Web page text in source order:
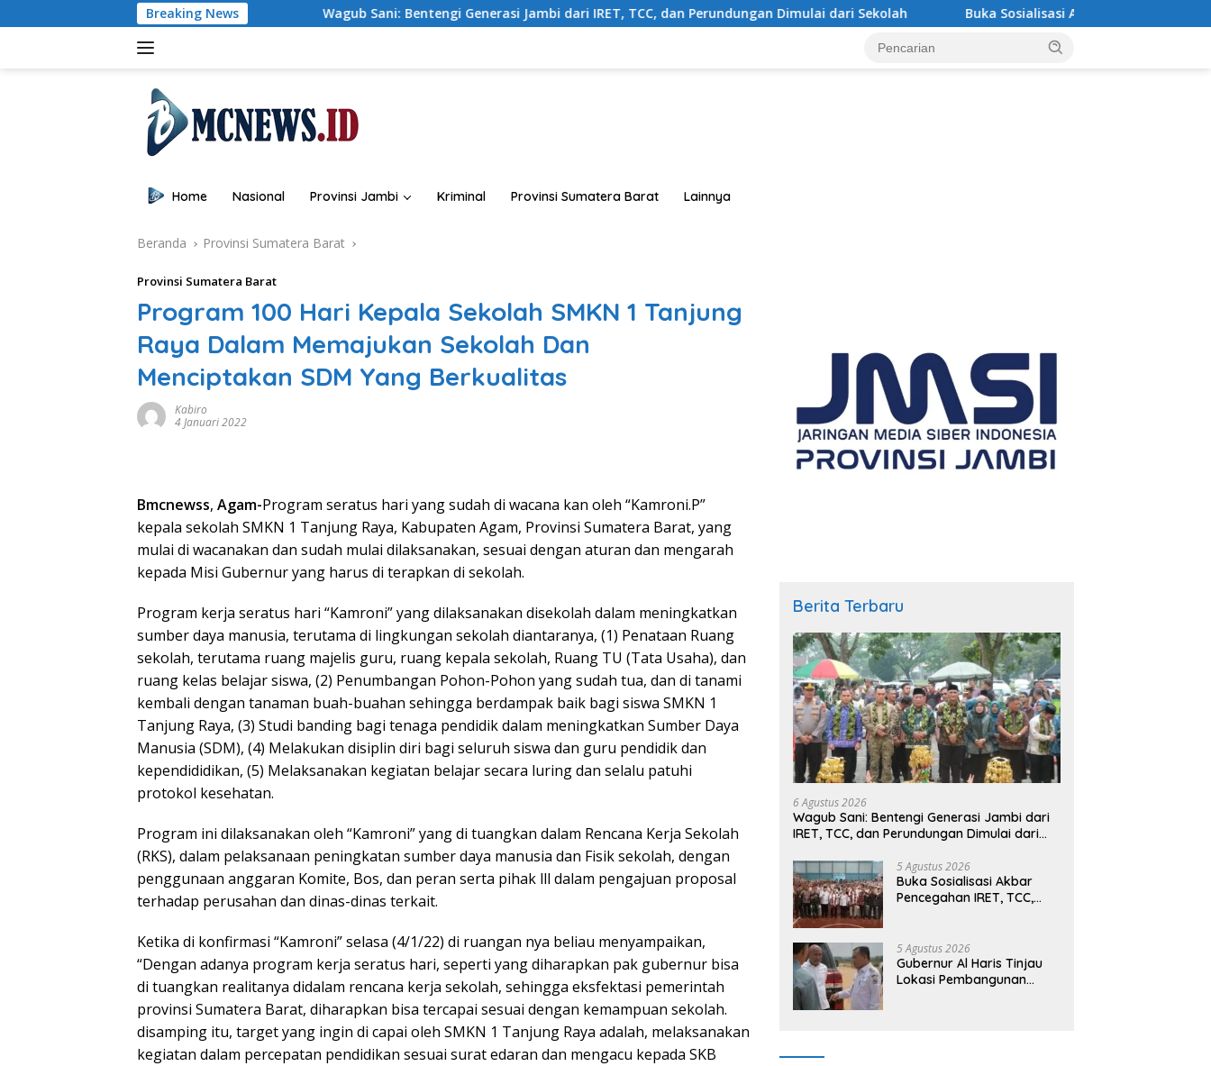
ke
Breaking News
Wagub Sani: Bentengi Generasi Jambi dari IRET, TCC, dan Perundungan Dimulai dari Sekolah Buka Sosialisasi Akbar Pencegahan IRET, TCC, Perundungan,
Home Nasional Provinsi Jambi Kriminal Provinsi Sumatera Barat Lainnya
Beranda Provinsi Sumatera Barat
Provinsi Sumatera Barat
Program 100 Hari Kepala Sekolah SMKN 1 Tanjung
Raya Dalam Memajukan Sekolah Dan
Menciptakan SDM Yang Berkualitas
Kabiro
4 Januari 2022
Bmcnewss, Agam-Program seratus hari yang sudah di wacana kan oleh “Kamroni.P”
kepala sekolah SMKN 1 Tanjung Raya, Kabupaten Agam, Provinsi Sumatera Barat, yang
mulai di wacanakan dan sudah mulai dilaksanakan, sesuai dengan aturan dan mengarah
kepada Misi Gubernur yang harus di terapkan di sekolah.
Program kerja seratus hari “Kamroni” yang dilaksanakan disekolah dalam meningkatkan
sumber daya manusia, terutama di lingkungan sekolah diantaranya, (1) Penataan Ruang
sekolah, terutama ruang majelis guru, ruang kepala sekolah, Ruang TU (Tata Usaha), dan
ruang kelas belajar siswa, (2) Penumbangan Pohon-Pohon yang sudah tua, dan di tanami
kembali dengan tanaman buah-buahan sehingga berdampak baik bagi siswa SMKN 1
Tanjung Raya, (3) Studi banding bagi tenaga pendidik dalam meningkatkan Sumber Daya
Manusia (SDM), (4) Melakukan disiplin diri bagi seluruh siswa dan guru pendidik dan
kependididikan, (5) Melaksanakan kegiatan belajar secara luring dan selalu patuhi
protokol kesehatan.
Program ini dilaksanakan oleh “Kamroni” yang di tuangkan dalam Rencana Kerja Sekolah
(RKS), dalam pelaksanaan peningkatan sumber daya manusia dan Fisik sekolah, dengan
penggunaan anggaran Komite, Bos, dan peran serta pihak lll dalam pengajuan proposal
terhadap perusahan dan dinas-dinas terkait.
Ketika di konfirmasi “Kamroni” selasa (4/1/22) di ruangan nya beliau menyampaikan,
“Dengan adanya program kerja seratus hari, seperti yang diharapkan pak gubernur bisa
di tuangkan realitanya didalam rencana kerja sekolah, sehingga eksfektasi pemerintah
provinsi Sumatera Barat, diharapkan bisa tercapai sesuai dengan kemampuan sekolah.
disamping itu, target yang ingin di capai oleh SMKN 1 Tanjung Raya adalah, melaksanakan
kegiatan dalam percepatan pendidikan sesuai surat edaran dan mengacu kepada SKB
Berita Terbaru
6 Agustus 2026
Wagub Sani: Bentengi Generasi Jambi dari
IRET, TCC, dan Perundungan Dimulai dari
5 Agustus 2026
Buka Sosialisasi Akbar
Pencegahan IRET, TCC,
Gubernur Al Haris: “Kalau
anak-anakku bisa jaga
diri, 60% masa depan
5 Agustus 2026
Gubernur Al Haris Tinjau
Lokasi Pembangunan